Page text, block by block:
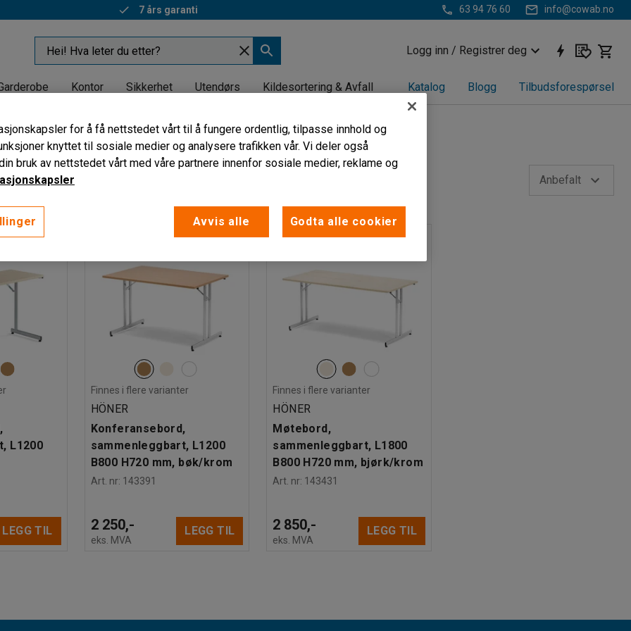
7 års garanti 63 94 76 60 info@cowab.no
Logg inn / Registrer deg
Kontor Sikkerhet Utendørs Kildesortering & Avfall Katalog Blogg Tilbudsforespørsel
konferansebord
Hovedfarge understell Anbefalt
L1200
LEGG TIL
Finnes i flere varianter
HÖNER
Konferansebord,
sammenleggbart, L1200
B800 H720 mm, bøk/krom
Art. nr: 143391
2 250,-
eks. MVA
LEGG TIL
Finnes i flere varianter
HÖNER
Møtebord,
sammenleggbart, L1800
B800 H720 mm, bjørk/krom
Art. nr: 143431
2 850,-
eks. MVA
LEGG TIL
for å få nettstedet vårt til å fungere ordentlig, tilpasse innhold og
knyttet til sosiale medier og analysere trafikken vår. Vi deler også
bruk av nettstedet vårt med våre partnere innenfor sosiale medier, reklame og
Avvis alle Godta alle cookier